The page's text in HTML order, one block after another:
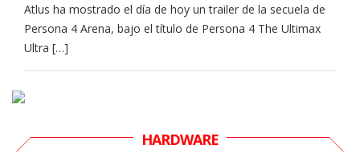
Atlus ha mostrado el día de hoy un trailer de la secuela de
Persona 4 Arena, bajo el título de Persona 4 The Ultimax
Ultra […]
HARDWARE